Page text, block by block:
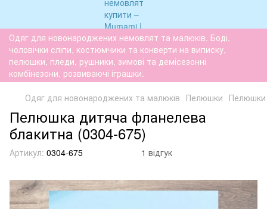
Одяг для новонароджених немовлят та малюків. Боді,
чоловічки сліпи, костюмчики та конверти на виписку,
пелюшки, пледи, рушники, зимові та демісезонні
комбінезони, розвиваючі іграшки.
Одяг для новонароджених та малюків Пелюшки Пелюшки
Пелюшка дитяча фланелева
блакитна (0304-675)
Артикул: 0304-675 1 відгук